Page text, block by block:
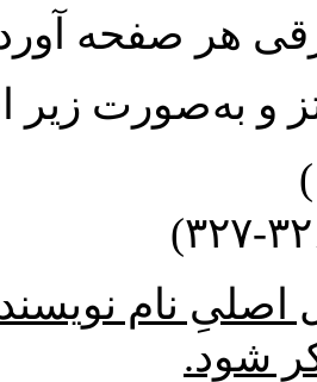
هر صفحه
و به‌صورت
نام
شود.